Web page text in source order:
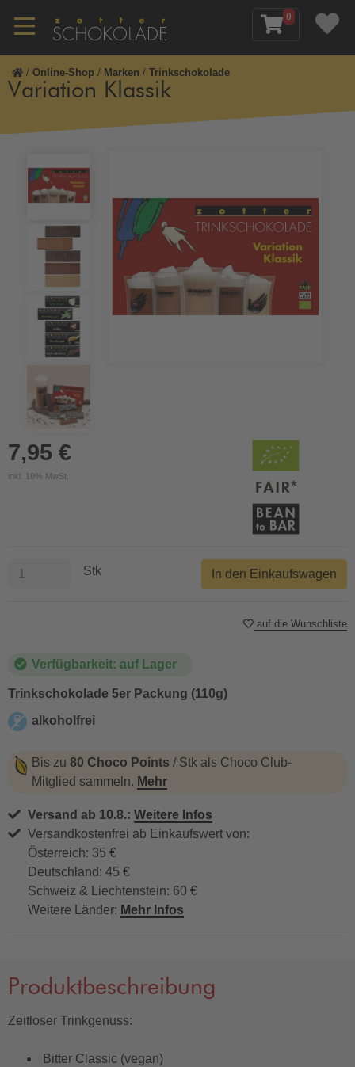
0
/ Online-Shop / Marken / Trinkschokolade
Variation Klassik
7,95 €
inkl. 10% MwSt.
Verfügbarkeit: auf Lager
Trinkschokolade 5er Packung (110g)
alkoholfrei
Bis zu 80 Choco Points / Stk als Choco Club-
Mitglied sammeln. Mehr
Versand ab 10.8.: Weitere Infos
Versandkostenfrei ab Einkaufswert von:
Österreich: 35 €
Deutschland: 45 €
Schweiz & Liechtenstein: 60 €
Weitere Länder: Mehr Infos
Stk In den Einkaufswagen
auf die Wunschliste
Produktbeschreibung
Zeitloser Trinkgenuss:
Bitter Classic (vegan)